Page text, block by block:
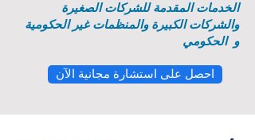
الخدمات المقدمة للشركات الصغيرة
والشركات الكبيرة والمنظمات غير الحكومية
و الحكومي
احصل على استشارة مجانية الآن